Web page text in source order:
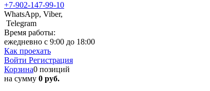
+7-902-147-99-10
WhatsApp, Viber,
Telegram
Время работы:
ежедневно с 9:00 до 18:00
Как проехать
Войти Регистрация
Корзина0 позиций
на сумму 0 руб.